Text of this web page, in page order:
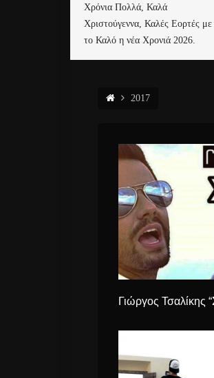
Χρόνια Πολλά, Καλά
Χριστούγεννα, Καλές Εορτές με
το Καλό η νέα Χρονιά 2026.
2017